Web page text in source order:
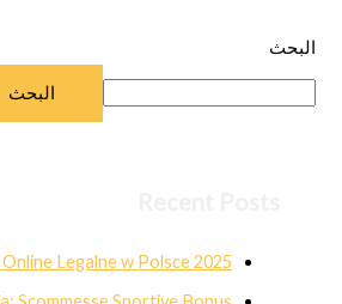
البحث
البحث
Legalne w Polsce 2025?